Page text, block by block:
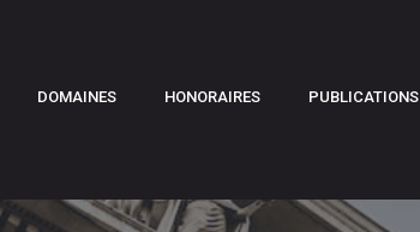
DOMAINES HONORAIRES PUBLICATIONS